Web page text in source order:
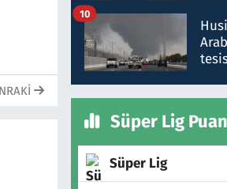
10
Süper Lig
Süper Lig